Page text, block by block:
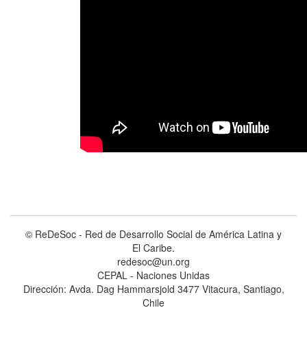
© ReDeSoc - Red de Desarrollo Social de América Latina y
El Caribe.
redesoc@un.org
CEPAL - Naciones Unidas
Dirección: Avda. Dag Hammarsjold 3477 Vitacura, Santiago,
Chile